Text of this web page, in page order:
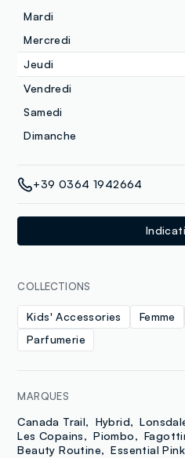
Mardi
Mercredi
Jeudi
Vendredi
Samedi
Dimanche
+39 0364 1942664
COLLECTIONS
Kids' Accessories Femme
Parfumerie
MARQUES
Canada Trail Hybrid
Les Copains
Piombo
Beauty Routine
Essential Pink